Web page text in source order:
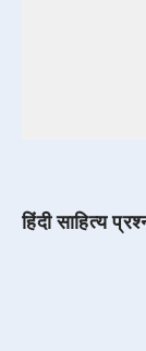
हिंदी साहित्य